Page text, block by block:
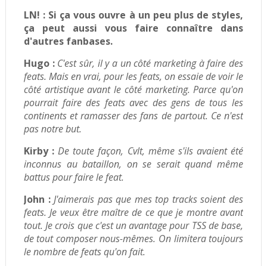
LN! : Si ça vous ouvre à un peu plus de styles,
ça peut aussi vous faire connaître dans
d'autres fanbases.
Hugo : C'est sûr, il y a un côté marketing à faire des
feats. Mais en vrai, pour les feats, on essaie de voir le
côté artistique avant le côté marketing. Parce qu'on
pourrait faire des feats avec des gens de tous les
continents et ramasser des fans de partout. Ce n'est
pas notre but.
Kirby :De toute façon, Cvlt, même s'ils avaient été
inconnus au bataillon, on se serait quand même
battus pour faire le feat.
John : J'aimerais pas que mes top tracks soient des
feats. Je veux être maître de ce que je montre avant
tout. Je crois que c'est un avantage pour TSS de base,
de tout composer nous-mêmes. On limitera toujours
le nombre de feats qu'on fait.